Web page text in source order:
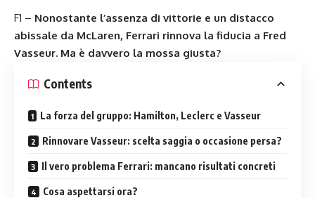
F1 – Nonostante l’assenza di vittorie e un distacco
abissale da McLaren, Ferrari rinnova la fiducia a Fred
Vasseur. Ma è davvero la mossa giusta?
Contents
La forza del gruppo: Hamilton, Leclerc e Vasseur
Rinnovare Vasseur: scelta saggia o occasione persa?
Il vero problema Ferrari: mancano risultati concreti
Cosa aspettarsi ora?